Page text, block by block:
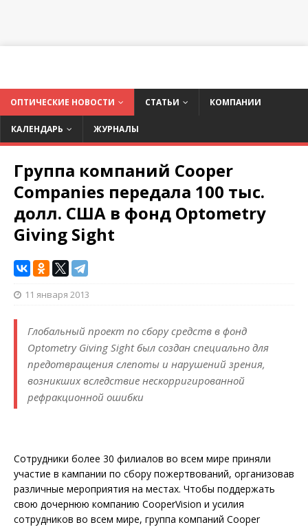
ОПТИЧЕСКИЕ НОВОСТИ СТАТЬИ КОМПАНИИ
КАЛЕНДАРЬ ЖУРНАЛЫ
Группа компаний Cooper
Companies передала 100 тыс.
долл. США в фонд Optometry
Giving Sight
11 января 2013
Глобальный проект по сбору средств в фонд
Optometry Giving Sight был создан специально для
предотвращения слепоты и нарушений зрения,
возникших вследствие нескорригированной
рефракционной ошибки
Сотрудники более 30 филиалов во всем мире приняли
участие в кампании по сбору пожертвований, организовав
различные мероприятия на местах. Чтобы поддержать
свою дочернюю компанию CooperVision и усилия
сотрудников во всем мире, группа компаний Cooper